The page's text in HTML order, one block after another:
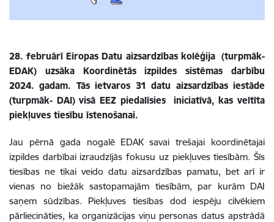
28. februārī Eiropas Datu aizsardzības kolēģija (turpmāk-
EDAK) uzsāka Koordinētās izpildes sistēmas darbību
2024. gadam. Tās ietvaros 31 datu aizsardzības iestāde
(turpmāk- DAI) visā EEZ piedalīsies iniciatīvā, kas veltīta
piekļuves tiesību īstenošanai.
Jau pērnā gada nogalē EDAK savai trešajai koordinētajai
izpildes darbībai izraudzījās fokusu uz piekļuves tiesībām. Šīs
tiesības ne tikai veido datu aizsardzības pamatu, bet arī ir
vienas no biežāk sastopamajām tiesībām, par kurām DAI
saņem sūdzības. Piekļuves tiesības dod iespēju cilvēkiem
pārliecināties, ka organizācijas viņu personas datus apstrādā